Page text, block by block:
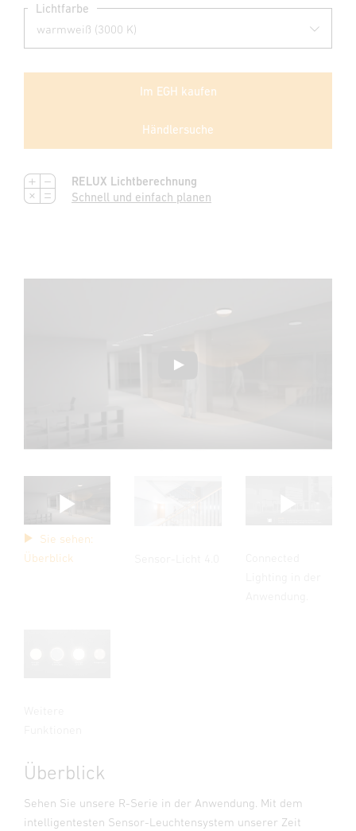
Lichtfarbe
Im EGH kaufen
Händlersuche
RELUX Lichtberechnung
Schnell und einfach planen
Sie sehen:
Überblick
Überblick
Sehen Sie unsere R-Serie in der Anwendung. Mit dem
intelligentesten Sensor-Leuchtensystem unserer Zeit